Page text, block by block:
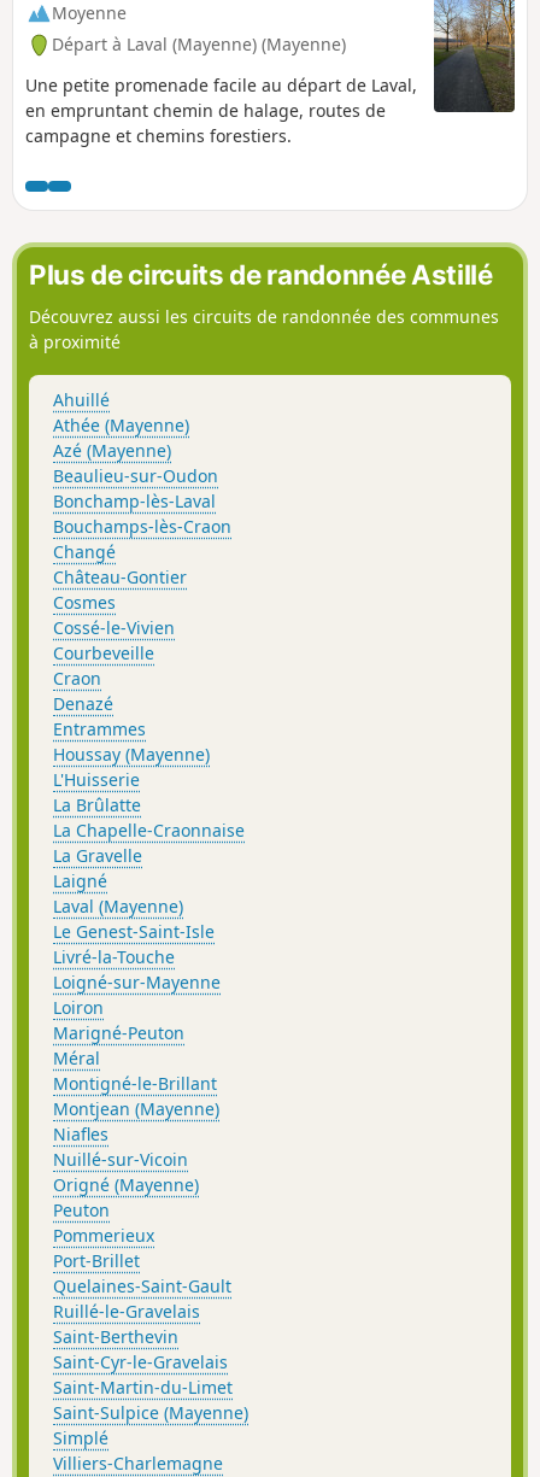
Moyenne
Départ à Laval (Mayenne) (Mayenne)
Une petite promenade facile au départ de Laval,
en empruntant chemin de halage, routes de
campagne et chemins forestiers.
Plus de circuits de randonnée Astillé
Découvrez aussi les circuits de randonnée des communes
à proximité
Ahuillé
Athée (Mayenne)
Azé (Mayenne)
Beaulieu-sur-Oudon
Bonchamp-lès-Laval
Bouchamps-lès-Craon
Changé
Château-Gontier
Cosmes
Cossé-le-Vivien
Courbeveille
Craon
Denazé
Entrammes
Houssay (Mayenne)
L'Huisserie
La Brûlatte
La Chapelle-Craonnaise
La Gravelle
Laigné
Laval (Mayenne)
Le Genest-Saint-Isle
Livré-la-Touche
Loigné-sur-Mayenne
Loiron
Marigné-Peuton
Méral
Montigné-le-Brillant
Montjean (Mayenne)
Niafles
Nuillé-sur-Vicoin
Origné (Mayenne)
Peuton
Pommerieux
Port-Brillet
Quelaines-Saint-Gault
Ruillé-le-Gravelais
Saint-Berthevin
Saint-Cyr-le-Gravelais
Saint-Martin-du-Limet
Saint-Sulpice (Mayenne)
Simplé
Villiers-Charlemagne